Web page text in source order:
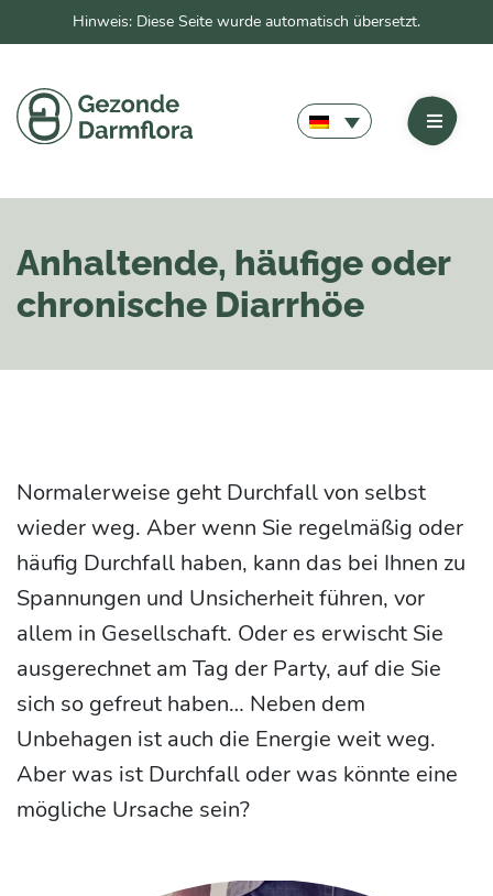
Hinweis: Diese Seite wurde automatisch übersetzt.
Anhaltende, häufige oder
chronische Diarrhöe
Normalerweise geht Durchfall von selbst
wieder weg. Aber wenn Sie regelmäßig oder
häufig Durchfall haben, kann das bei Ihnen zu
Spannungen und Unsicherheit führen, vor
allem in Gesellschaft. Oder es erwischt Sie
ausgerechnet am Tag der Party, auf die Sie
sich so gefreut haben… Neben dem
Unbehagen ist auch die Energie weit weg.
Aber was ist Durchfall oder was könnte eine
mögliche Ursache sein?